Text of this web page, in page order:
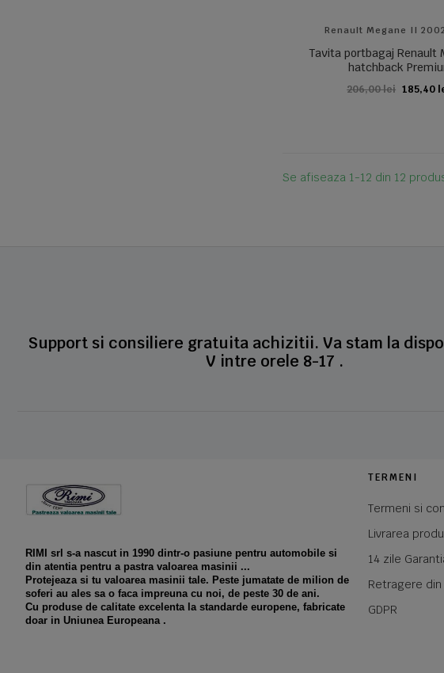
Renault Megane II
Tavita portbagaj Renault
hatchback
206,00 lei 185,40
ADAUGA IN
Se afiseaza 1-12 din 12
Support si consiliere gratuita achizitii. Va stam la
V intre orele 8-17 .
RIMI srl s-a nascut in 1990 dintr-o pasiune pentru automobile si
din atentia pentru a pastra valoarea masinii ...
Protejeaza si tu valoarea masinii tale. Peste jumatate de milion de
soferi au ales sa o faca impreuna cu noi, de peste 30 de ani.
Cu produse de calitate excelenta la standarde europene, fabricate
doar in Uniunea Europeana .
TERMENI
Termeni si
Livrarea
14 zile
Retragere
GDPR